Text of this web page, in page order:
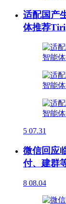
适配国产
体推荐Tiri
5 07.31
微信回应
付、建群
8 08.04